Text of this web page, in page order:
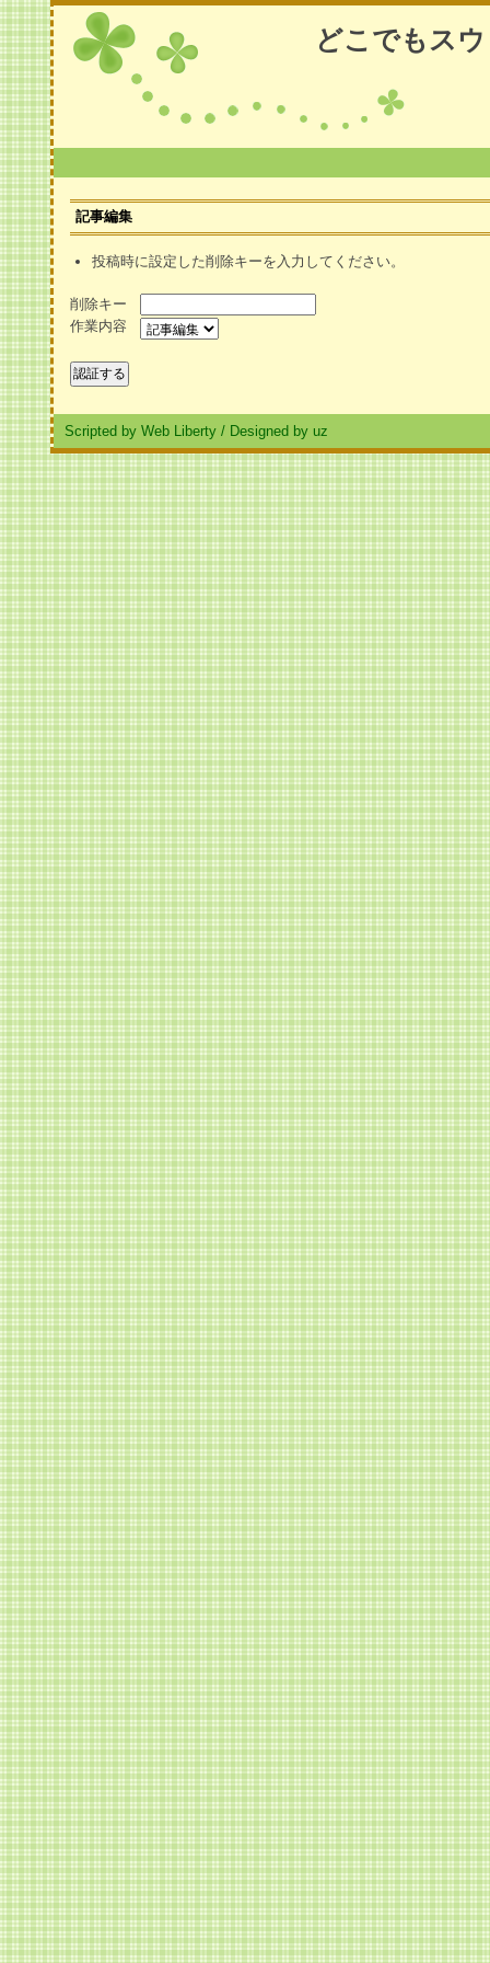
どこでもス
記事編集
投稿時に設定した削除キーを入力してください。
削除キー
作業内容
Scripted by Web Liberty / Designed by uz